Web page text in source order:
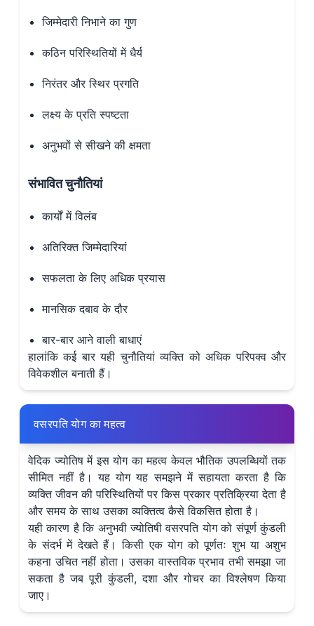
जिम्मेदारी निभाने का गुण
कठिन परिस्थितियों में धैर्य
निरंतर और स्थिर प्रगति
लक्ष्य के प्रति स्पष्टता
अनुभवों से सीखने की क्षमता
संभावित चुनौतियां
कार्यों में विलंब
अतिरिक्त जिम्मेदारियां
सफलता के लिए अधिक प्रयास
मानसिक दबाव के दौर
बार-बार आने वाली बाधाएं
हालांकि कई बार यही चुनौतियां व्यक्ति को अधिक परिपक्व और
विवेकशील बनाती हैं।
वसरपति योग का महत्व
वेदिक ज्योतिष में इस योग का महत्व केवल भौतिक उपलब्धियों तक
सीमित नहीं है। यह योग यह समझने में सहायता करता है कि
व्यक्ति जीवन की परिस्थितियों पर किस प्रकार प्रतिक्रिया देता है
और समय के साथ उसका व्यक्तित्व कैसे विकसित होता है।
यही कारण है कि अनुभवी ज्योतिषी वसरपति योग को संपूर्ण कुंडली
के संदर्भ में देखते हैं। किसी एक योग को पूर्णतः शुभ या अशुभ
कहना उचित नहीं होता। उसका वास्तविक प्रभाव तभी समझा जा
सकता है जब पूरी कुंडली, दशा और गोचर का विश्लेषण किया
जाए।